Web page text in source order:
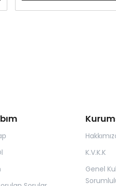
K.V.K.K
Genel